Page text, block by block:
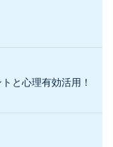
と心理有効活用！